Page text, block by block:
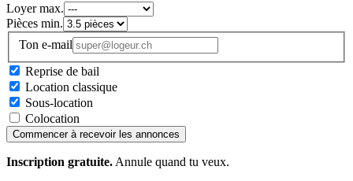
Loyer max.
Pièces min.
Ton e-mail
Reprise de bail
Location classique
Sous-location
Colocation
Commencer à recevoir les annonces
Inscription gratuite. Annule quand tu veux.